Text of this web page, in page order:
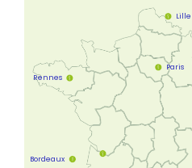
Bordeaux
Paris
Lille
Rennes